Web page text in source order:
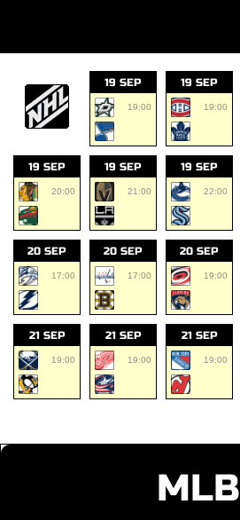
19 SEP
19:00
19 SEP
19:00
19 SEP
20:00
19 SEP
21:00
19 SEP
22:00
20 SEP
17:00
20 SEP
17:00
20 SEP
19:00
21 SEP
19:00
21 SEP
19:00
21 SEP
19:00
MLB